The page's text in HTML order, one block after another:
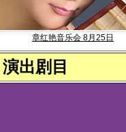
章红艳音乐会 8月25日
演出剧目